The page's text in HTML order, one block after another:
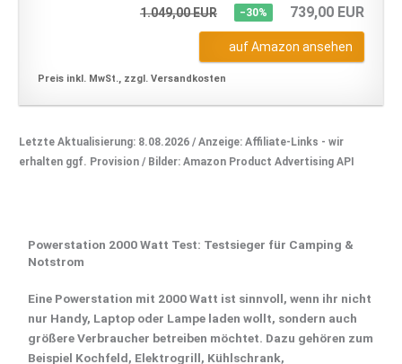
1.049,00 EUR −30% 739,00 EUR
auf Amazon ansehen
Preis inkl. MwSt., zzgl. Versandkosten
Letzte Aktualisierung: 8.08.2026 / Anzeige: Affiliate-Links - wir
erhalten ggf. Provision / Bilder: Amazon Product Advertising API
Powerstation 2000 Watt Test: Testsieger für Camping &
Notstrom
Eine Powerstation mit 2000 Watt ist sinnvoll, wenn ihr nicht
nur Handy, Laptop oder Lampe laden wollt, sondern auch
größere Verbraucher betreiben möchtet. Dazu gehören zum
Beispiel Kochfeld, Elektrogrill, Kühlschrank,